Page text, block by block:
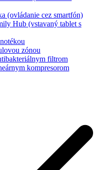
(ovládanie cez smartfón)
Hub (vstavaný tablet s
zónou
filtrom
kompresorom